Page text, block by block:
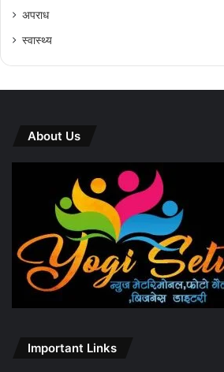
अपराध
स्वास्थ्य
About Us
Important Links